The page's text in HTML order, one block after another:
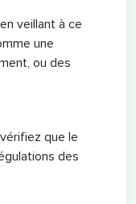
veillant à ce
une
ou des
que le
des